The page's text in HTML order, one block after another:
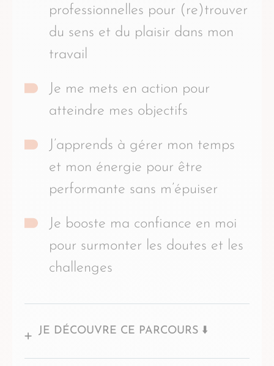
professionnelles pour (re)trouver
du sens et du plaisir dans mon
travail
Je me mets en action pour
atteindre mes objectifs
J’apprends à gérer mon temps
et mon énergie pour être
performante sans m’épuiser
Je booste ma confiance en moi
pour surmonter les doutes et les
challenges
JE DÉCOUVRE CE PARCOURS ⬇️